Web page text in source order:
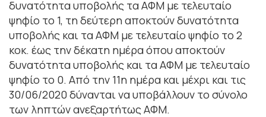
δυνατότητα υποβολής τα ΑΦΜ με τελευταίο
ψηφίο το 1, τη δεύτερη αποκτούν δυνατότητα
υποβολής και τα ΑΦΜ με τελευταίο ψηφίο το 2
κοκ. έως την δέκατη ημέρα όπου αποκτούν
δυνατότητα υποβολής και τα ΑΦΜ με τελευταίο
ψηφίο το 0. Από την 11η ημέρα και μέχρι και τις
30/06/2020 δύνανται να υποβάλλουν το σύνολο
των ληπτών ανεξαρτήτως ΑΦΜ.